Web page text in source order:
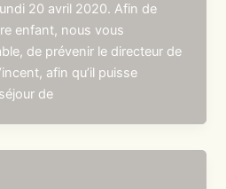
20 avril 2020. Afin de
enfant, nous vous
de prévenir le directeur de
afin qu’il puisse
de